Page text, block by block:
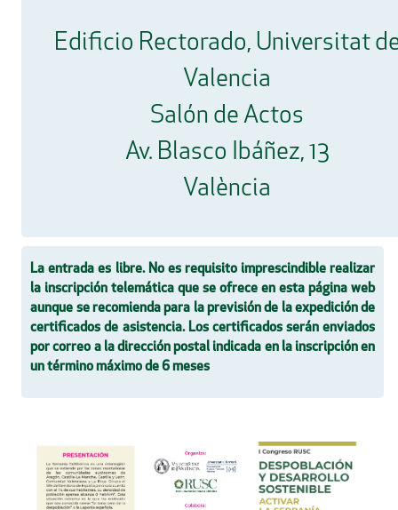
Edificio Rectorado, Universitat
Valencia
Salón de Actos
Av. Blasco Ibáñez, 13
València
La entrada es libre. No es requisito imprescindible realizar
la inscripción telemática que se ofrece en esta página web
aunque se recomienda para la previsión de la expedición de
certificados de asistencia. Los certificados serán enviados
por correo a la dirección postal indicada en la inscripción en
un término máximo de 6 meses